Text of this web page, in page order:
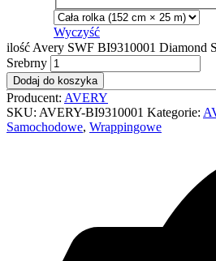
Wyczyść
ilość Avery SWF BI9310001 Diamond
Srebrny
Dodaj do koszyka
Producent: AVERY
SKU: AVERY-BI9310001 Kategorie:
Samochodowe, Wrappingowe